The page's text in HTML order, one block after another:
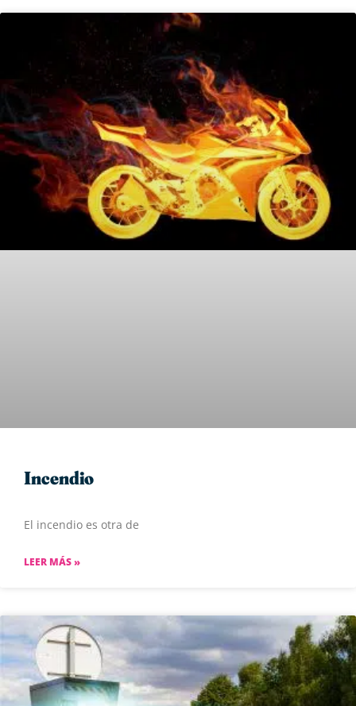
Incendio
El incendio es otra de
LEER MÁS »